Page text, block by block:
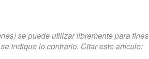
se puede utilizar libremente para fines
indique lo contrario. Citar este artículo: